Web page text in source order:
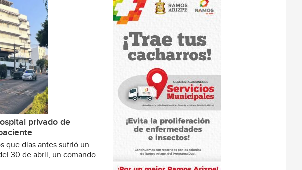
privado de
que días antes sufrió un
30 de abril, un comando